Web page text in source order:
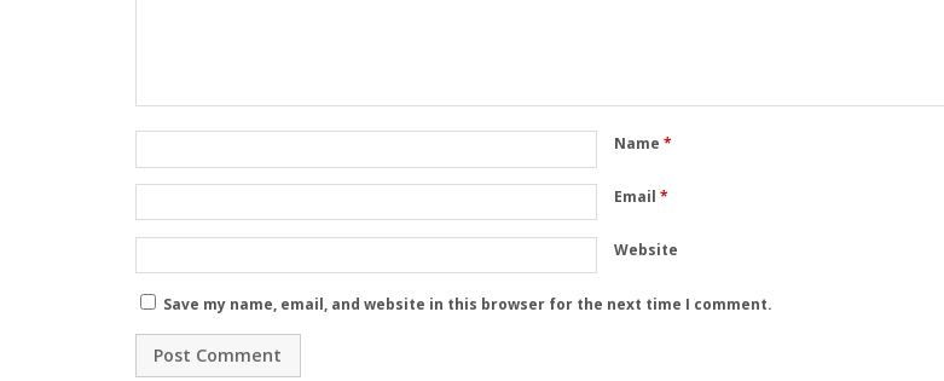
Name *
Email *
Website
Save my name, email, and website in this browser for the next time I comment.